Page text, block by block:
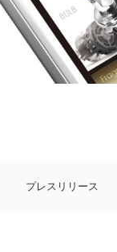
プレスリリース